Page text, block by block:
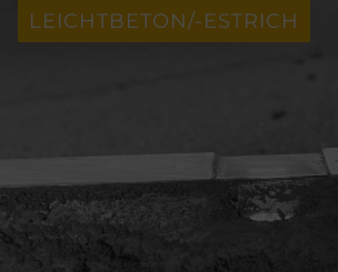
LEICHTBETON/-ESTRICH